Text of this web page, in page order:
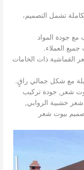
تشمل التصميم،
جودة المواد
العملاء.
القماشية ذات الخامات
مع شكل جمالي راقٍ.
شعر, جودة تركيب
خشبية الروابي,
بيوت شعر